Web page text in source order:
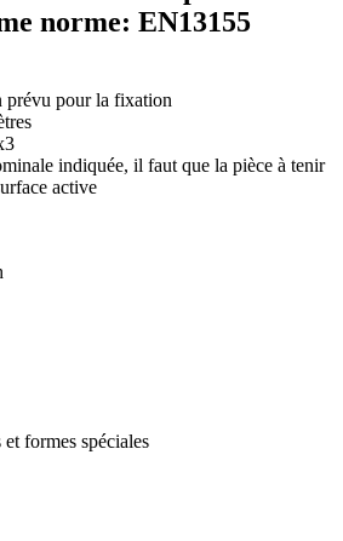
norme: EN13155
prévu pour la fixation
indiquée, il faut que la pièce à tenir
active
formes spéciales